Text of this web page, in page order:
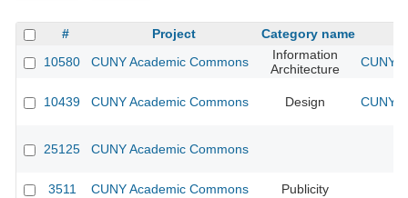
# Project
Category name
10580
CUNY Academic Commons
Information
Architecture
CUNY
10439 CUNY Academic Commons Design CUNY
25125 CUNY Academic Commons
3511 CUNY Academic Commons Publicity